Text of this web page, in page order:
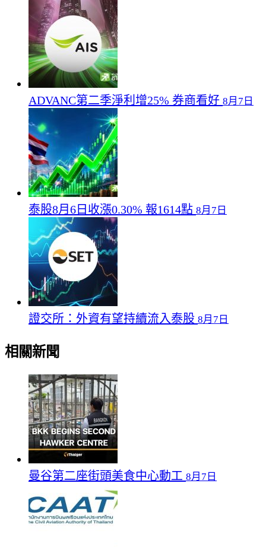
ADVANC第二季淨利增25% 券商看好 8月7日
泰股8月6日收漲0.30% 報1614點 8月7日
證交所：外資有望持續流入泰股 8月7日
相關新聞
曼谷第二座街頭美食中心動工 8月7日